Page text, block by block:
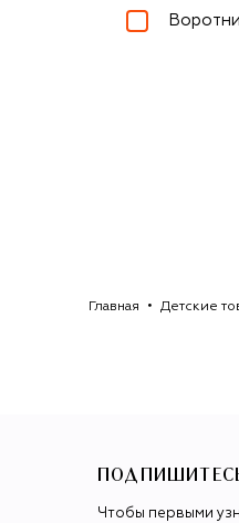
Главная Детские
Чтобы первыми